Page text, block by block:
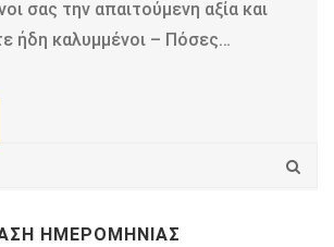
σας την απαιτούμενη αξία και
ήδη καλυμμένοι – Πόσες…
ΗΜΕΡΟΜΗΝΊΑΣ